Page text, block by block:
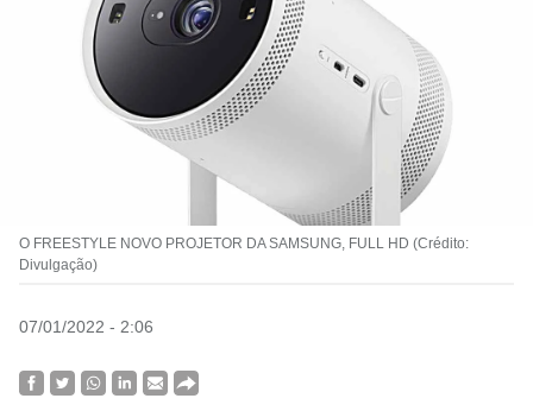
O FREESTYLE NOVO PROJETOR DA SAMSUNG, FULL HD (Crédito:
Divulgação)
07/01/2022 - 2:06